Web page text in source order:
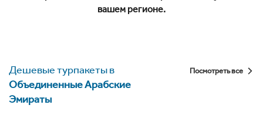
вашем регионе.
Дешевые турпакеты в
Объединенные Арабские
Эмираты
Посмотреть все